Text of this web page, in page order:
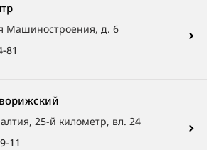
Машиностроения, д. 6
81
25-й километр, вл. 24
11